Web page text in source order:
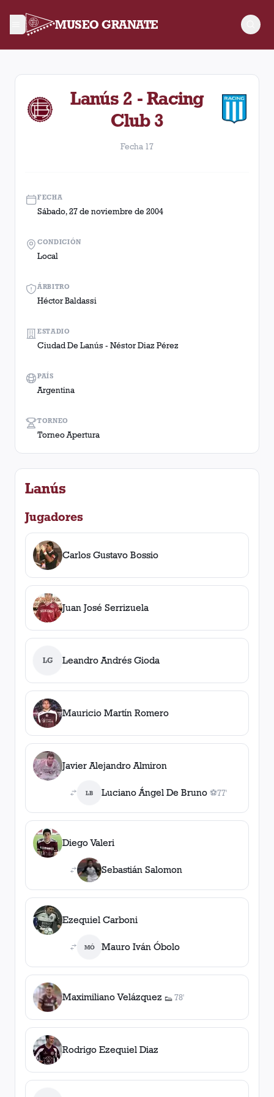
MUSEO GRANATE
Fecha 17. Partido entre Lanús y Racing Club disputado el
Lanús 2 - Racing
Club 3
Fecha 17
FECHA
Sábado, 27 de noviembre de 2004
ÁRBITRO
Héctor Baldassi
TORNEO
Torneo Apertura
CONDICIÓN
Local
ESTADIO
Ciudad De Lanús - Néstor Diaz Pérez
PAÍS
Argentina
Lanús
Jugadores
Carlos Gustavo Bossio
Juan José Serrizuela
LG Leandro Andrés Gioda
Mauricio Martín Romero
Javier Alejandro Almiron
LB Luciano Ángel De Bruno ⚽
1gol
77'
Diego Valeri
Sebastián Salomon
Ezequiel Carboni
MÓ Mauro Iván Óbolo
Maximiliano Velázquez 👟
1asistencia
78'
Rodrigo Ezequiel Diaz